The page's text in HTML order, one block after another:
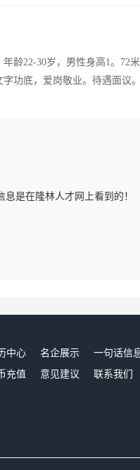
龄22-30岁，男性身高1。72
功底，爱岗敬业。待遇面议
是在隆林人才网上看到的！
中心 名企展示 一句话信
充值 意见建议 联系我们